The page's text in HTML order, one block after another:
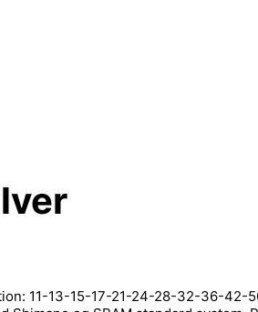
11-13-15-17-21-24-28-32-36-